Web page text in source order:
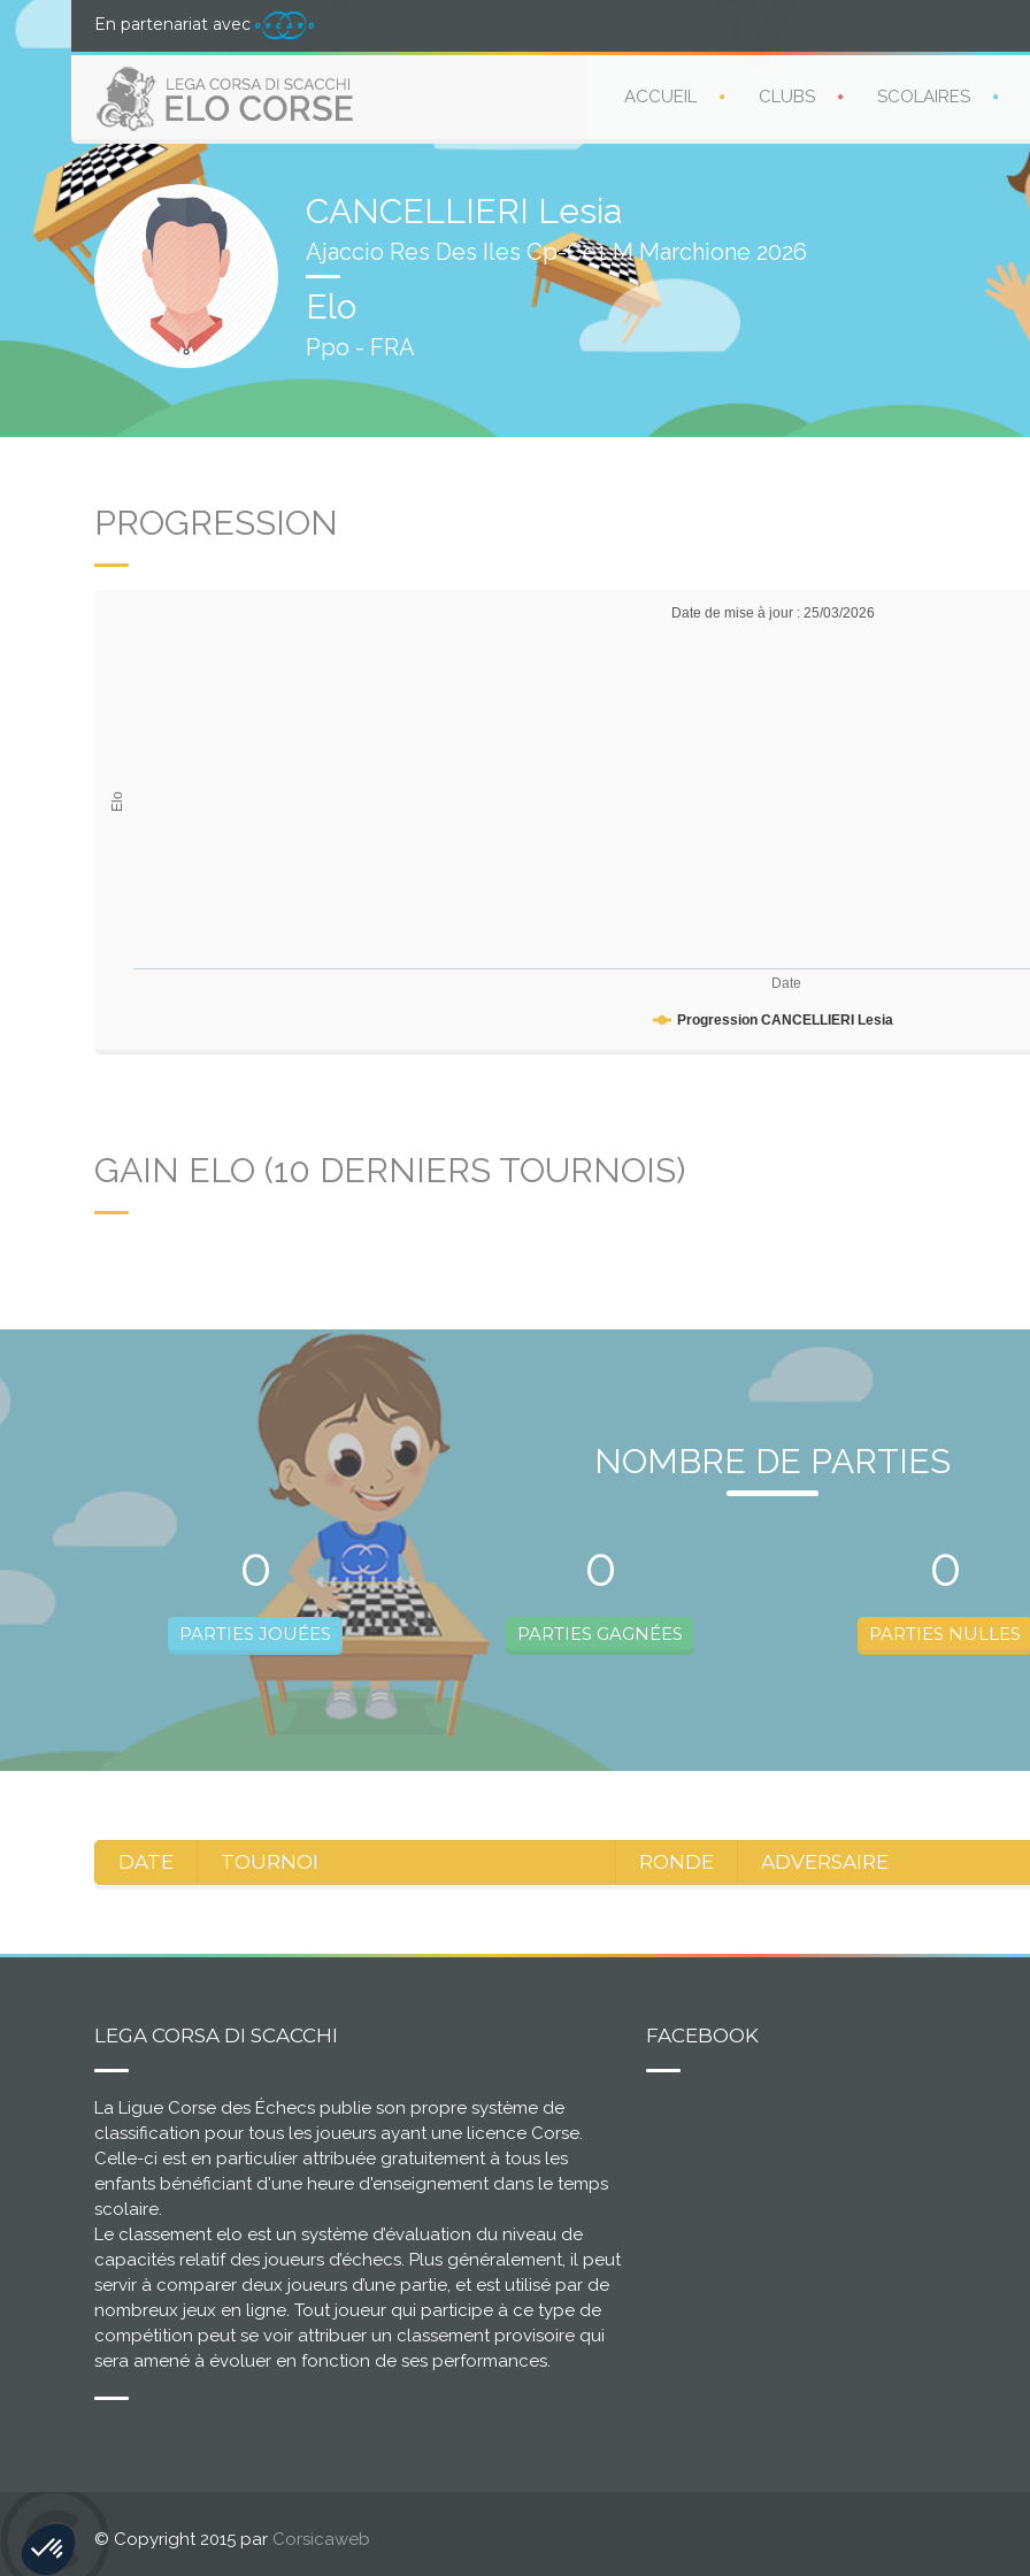
En partenariat avec
ACCUEIL CLUBS SCOLAIRES
CANCELLIERI Lesia
Ajaccio Res Des Iles Cp-Ce1 M Marchione 2026
Elo
Ppo - FRA
PROGRESSION
Date
Elo
Date de mise à jour : 25/03/2026
Progression CANCELLIERI Lesia
GAIN ELO (10 DERNIERS TOURNOIS)
NOMBRE DE PARTIES
0
PARTIES JOUÉES
0
PARTIES GAGNÉES
0
PARTIES NULLES
DATE TOURNOI RONDE ADVERSAIRE
LEGA CORSA DI SCACCHI
La Ligue Corse des Échecs publie son propre système de
classification pour tous les joueurs ayant une licence Corse.
Celle-ci est en particulier attribuée gratuitement à tous les
enfants bénéficiant d'une heure d'enseignement dans le temps
scolaire.
Le classement elo est un système d’évaluation du niveau de
capacités relatif des joueurs d’échecs. Plus généralement, il peut
servir à comparer deux joueurs d’une partie, et est utilisé par de
nombreux jeux en ligne. Tout joueur qui participe à ce type de
compétition peut se voir attribuer un classement provisoire qui
sera amené à évoluer en fonction de ses performances.
FACEBOOK
© Copyright 2015 par Corsicaweb